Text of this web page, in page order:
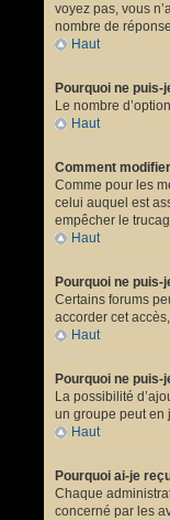
voyez pas, vous
nombre de
Haut
Pourquoi ne puis-
Le nombre
Haut
Comment
Comme pour les
celui auquel est
empêcher le
Haut
Pourquoi ne
Certains forums
accorder cet
Haut
Pourquoi ne
La possibilité
un groupe peut en
Haut
Pourquoi ai-je
Chaque
concerné par les